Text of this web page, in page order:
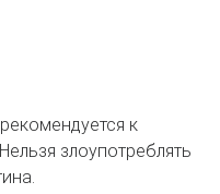
к
злоупотреблять